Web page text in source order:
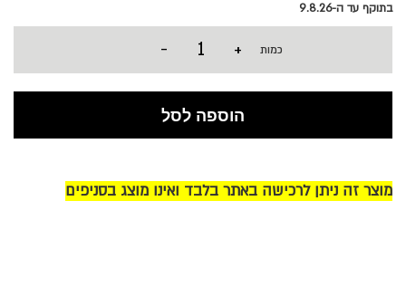
בתוקף עד ה-9.8.26
כמות +
-
הוספה לסל
מוצר זה ניתן לרכישה באתר בלבד ואינו מוצג בסניפים